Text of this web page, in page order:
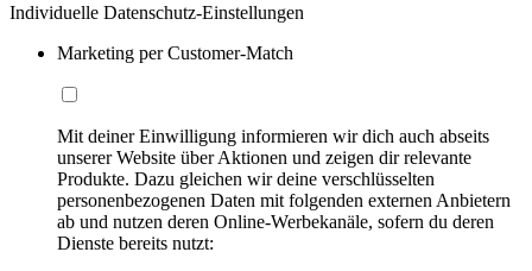
Individuelle Datenschutz-Einstellungen
Marketing per Customer-Match
Mit deiner Einwilligung informieren wir dich auch abseits
unserer Website über Aktionen und zeigen dir relevante
Produkte. Dazu gleichen wir deine verschlüsselten
personenbezogenen Daten mit folgenden externen Anbietern
ab und nutzen deren Online-Werbekanäle, sofern du deren
Dienste bereits nutzt: